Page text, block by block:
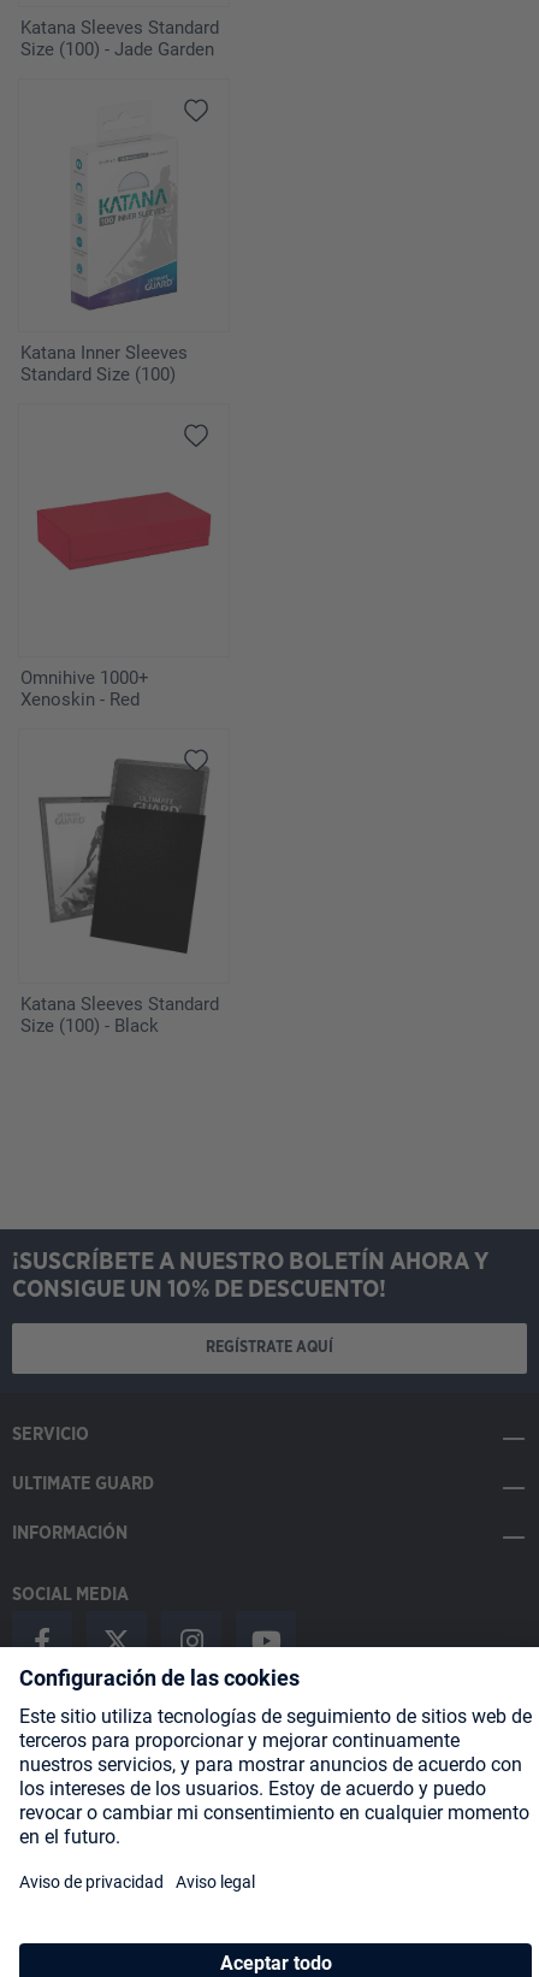
Katana Sleeves Standard
Size (100) - Jade Garden
Katana Inner Sleeves
Standard Size (100)
Omnihive 1000+
Xenoskin - Red
Katana Sleeves Standard
Size (100) - Black
¡SUSCRÍBETE A NUESTRO BOLETÍN AHORA Y
CONSIGUE UN 10% DE DESCUENTO!
REGÍSTRATE AQUÍ
SERVICIO
ULTIMATE GUARD
INFORMACIÓN
SOCIAL MEDIA
Payment Methods
Shipping